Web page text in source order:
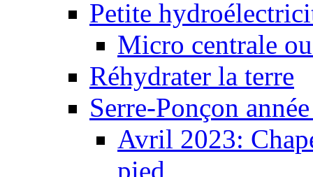
Petite
Micro centrale
Réhydrater la terre
Serre-Ponçon
Avril 2023:
pied